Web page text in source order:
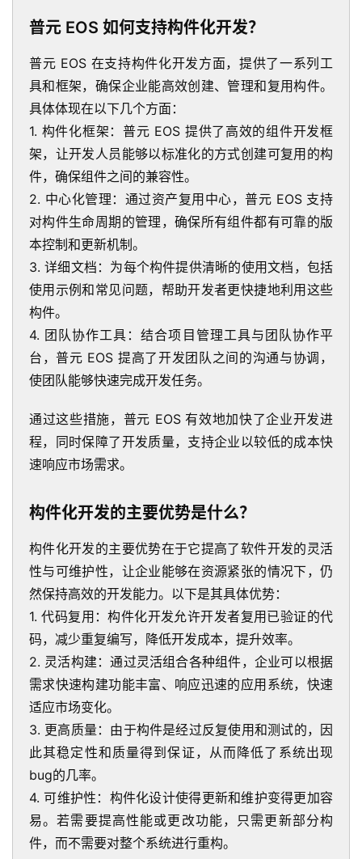
普元 EOS 如何支持构件化开发？
普元 EOS 在支持构件化开发方面，提供了一系列工
具和框架，确保企业能高效创建、管理和复用构件。
具体体现在以下几个方面：
1. 构件化框架：普元 EOS 提供了高效的组件开发框
架，让开发人员能够以标准化的方式创建可复用的构
件，确保组件之间的兼容性。
2. 中心化管理：通过资产复用中心，普元 EOS 支持
对构件生命周期的管理，确保所有组件都有可靠的版
本控制和更新机制。
3. 详细文档：为每个构件提供清晰的使用文档，包括
使用示例和常见问题，帮助开发者更快捷地利用这些
构件。
4. 团队协作工具：结合项目管理工具与团队协作平
台，普元 EOS 提高了开发团队之间的沟通与协调，
使团队能够快速完成开发任务。
通过这些措施，普元 EOS 有效地加快了企业开发进
程，同时保障了开发质量，支持企业以较低的成本快
速响应市场需求。
构件化开发的主要优势是什么？
构件化开发的主要优势在于它提高了软件开发的灵活
性与可维护性，让企业能够在资源紧张的情况下，仍
然保持高效的开发能力。以下是其具体优势：
1. 代码复用：构件化开发允许开发者复用已验证的代
码，减少重复编写，降低开发成本，提升效率。
2. 灵活构建：通过灵活组合各种组件，企业可以根据
需求快速构建功能丰富、响应迅速的应用系统，快速
适应市场变化。
3. 更高质量：由于构件是经过反复使用和测试的，因
此其稳定性和质量得到保证，从而降低了系统出现
bug的几率。
4. 可维护性：构件化设计使得更新和维护变得更加容
易。若需要提高性能或更改功能，只需更新部分构
件，而不需要对整个系统进行重构。